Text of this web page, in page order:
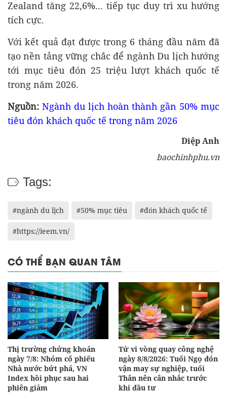
Zealand tăng 22,6%... tiếp tục duy trì xu hướng
tích cực.
Với kết quả đạt được trong 6 tháng đầu năm đã
tạo nền tảng vững chắc để ngành Du lịch hướng
tới mục tiêu đón 25 triệu lượt khách quốc tế
trong năm 2026.
Nguồn: Ngành du lịch hoàn thành gần 50% mục
tiêu đón khách quốc tế trong năm 2026
Diệp Anh
baochinhphu.vn
Tags:
#ngành du lịch #50% mục tiêu #đón khách quốc tế
#https://ieem.vn/
CÓ THỂ BẠN QUAN TÂM
Thị trường chứng khoán
ngày 7/8: Nhóm cổ phiếu
Nhà nước bứt phá, VN
Index hồi phục sau hai
phiên giảm
Tử vi vòng quay công nghệ
ngày 8/8/2026: Tuổi Ngọ đón
vận may sự nghiệp, tuổi
Thân nên cân nhắc trước
khi đầu tư